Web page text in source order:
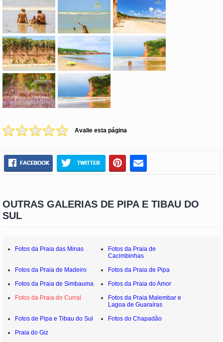
Avalie esta página
OUTRAS GALERIAS DE PIPA E TIBAU DO
SUL
Fotos da Praia das Minas
Fotos da Praia de
Cacimbinhas
Fotos da Praia de Madeiro
Fotos da Praia de Pipa
Fotos da Praia de Simbauma
Fotos da Praia do Amor
Fotos da Praia do Curral
Fotos da Praia Malembar e
Lagoa de Guaraíras
Fotos de Pipa e Tibau do Sul
Fotos do Chapadão
Praia do Giz